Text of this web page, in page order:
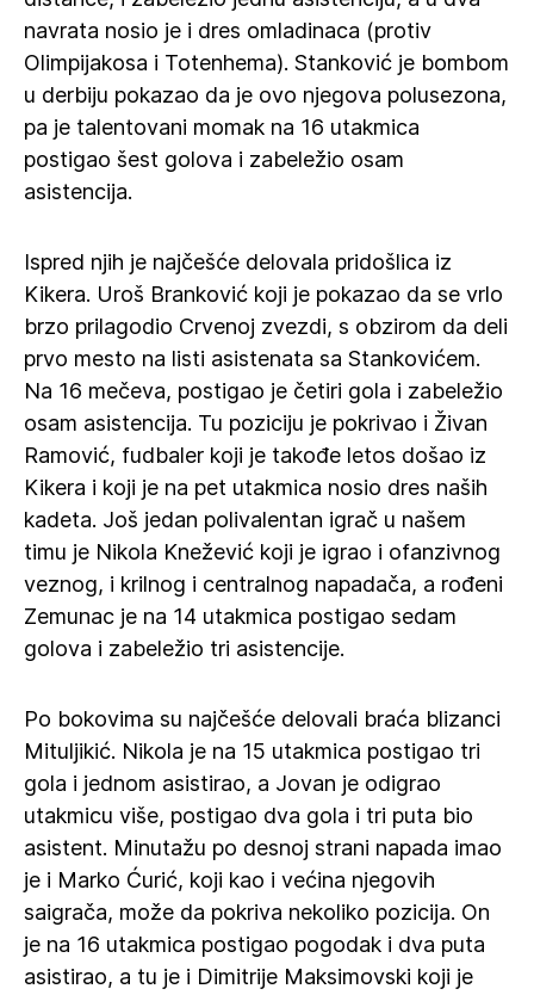
navrata nosio je i dres omladinaca (protiv
Olimpijakosa i Totenhema). Stanković je bombom
u derbiju pokazao da je ovo njegova polusezona,
pa je talentovani momak na 16 utakmica
postigao šest golova i zabeležio osam
asistencija.
Ispred njih je najčešće delovala pridošlica iz
Kikera. Uroš Branković koji je pokazao da se vrlo
brzo prilagodio Crvenoj zvezdi, s obzirom da deli
prvo mesto na listi asistenata sa Stankovićem.
Na 16 mečeva, postigao je četiri gola i zabeležio
osam asistencija. Tu poziciju je pokrivao i Živan
Ramović, fudbaler koji je takođe letos došao iz
Kikera i koji je na pet utakmica nosio dres naših
kadeta. Još jedan polivalentan igrač u našem
timu je Nikola Knežević koji je igrao i ofanzivnog
veznog, i krilnog i centralnog napadača, a rođeni
Zemunac je na 14 utakmica postigao sedam
golova i zabeležio tri asistencije.
Po bokovima su najčešće delovali braća blizanci
Mituljikić. Nikola je na 15 utakmica postigao tri
gola i jednom asistirao, a Jovan je odigrao
utakmicu više, postigao dva gola i tri puta bio
asistent. Minutažu po desnoj strani napada imao
je i Marko Ćurić, koji kao i većina njegovih
saigrača, može da pokriva nekoliko pozicija. On
je na 16 utakmica postigao pogodak i dva puta
asistirao, a tu je i Dimitrije Maksimovski koji je